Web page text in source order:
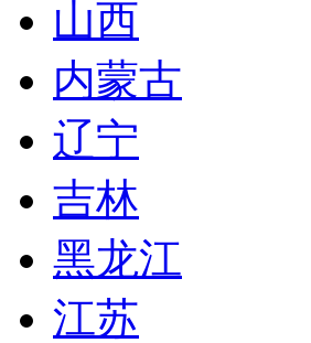
山西
内蒙古
辽宁
吉林
黑龙江
江苏